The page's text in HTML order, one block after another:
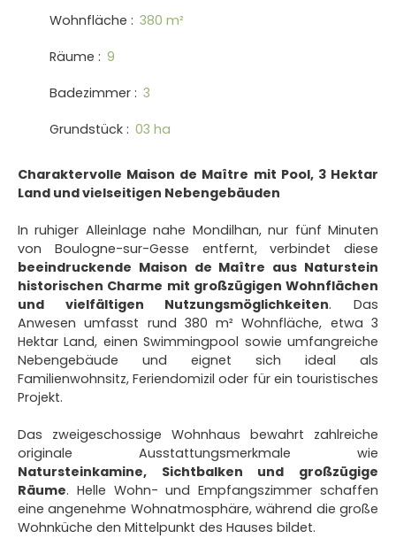
Wohnfläche : 380 m²
Räume : 9
Badezimmer : 3
Grundstück : 03 ha
Charaktervolle Maison de Maître mit Pool, 3 Hektar
Land und vielseitigen Nebengebäuden
In ruhiger Alleinlage nahe Mondilhan, nur fünf Minuten
von Boulogne-sur-Gesse entfernt, verbindet diese
beeindruckende Maison de Maître aus Naturstein
historischen Charme mit großzügigen Wohnflächen
und vielfältigen Nutzungsmöglichkeiten. Das
Anwesen umfasst rund 380 m² Wohnfläche, etwa 3
Hektar Land, einen Swimmingpool sowie umfangreiche
Nebengebäude und eignet sich ideal als
Familienwohnsitz, Feriendomizil oder für ein touristisches
Projekt.
Das zweigeschossige Wohnhaus bewahrt zahlreiche
originale Ausstattungsmerkmale wie
Natursteinkamine, Sichtbalken und großzügige
Räume. Helle Wohn- und Empfangszimmer schaffen
eine angenehme Wohnatmosphäre, während die große
Wohnküche den Mittelpunkt des Hauses bildet.